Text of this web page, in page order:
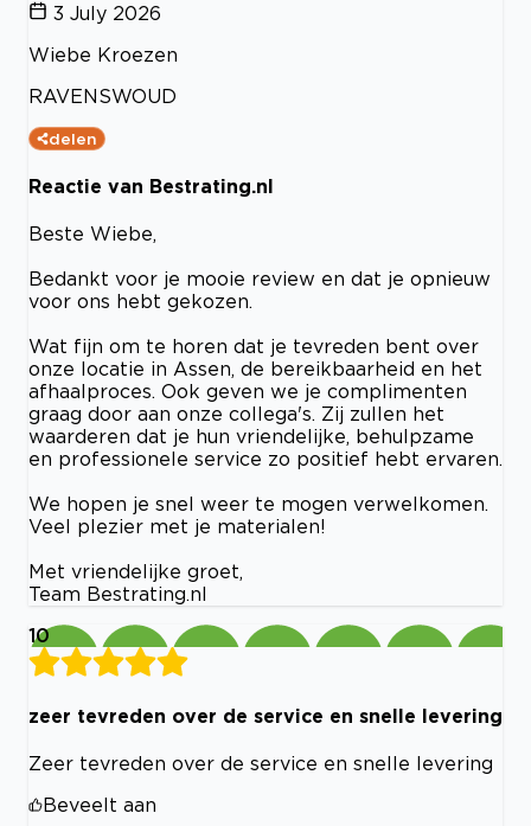
3 July 2026
Wiebe Kroezen
RAVENSWOUD
delen
Reactie van Bestrating.nl
Beste Wiebe,
Bedankt voor je mooie review en dat je opnieuw
voor ons hebt gekozen.
Wat fijn om te horen dat je tevreden bent over
onze locatie in Assen, de bereikbaarheid en het
afhaalproces. Ook geven we je complimenten
graag door aan onze collega's. Zij zullen het
waarderen dat je hun vriendelijke, behulpzame
en professionele service zo positief hebt ervaren.
We hopen je snel weer te mogen verwelkomen.
Veel plezier met je materialen!
Met vriendelijke groet,
Team Bestrating.nl
10
zeer tevreden over de service en snelle levering
Zeer tevreden over de service en snelle levering
Beveelt aan